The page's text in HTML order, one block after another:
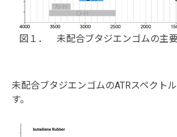
図１． 未配合ブタジエンゴムの主
未配合ブタジエンゴムのATRスペクト
す。